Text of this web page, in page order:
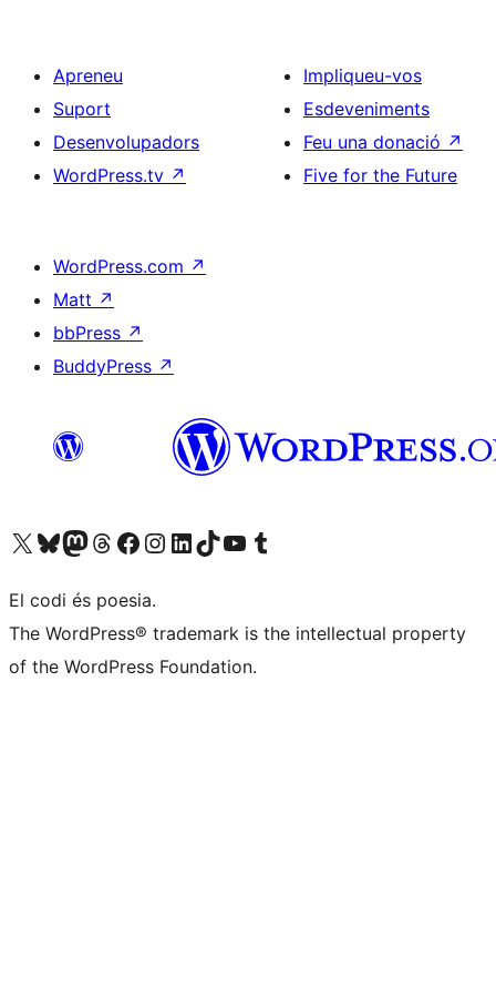
Apreneu
Suport
Desenvolupadors
WordPress.tv ↗
Impliqueu-vos
Esdeveniments
Feu una donació ↗
Five for the Future
WordPress.com ↗
Matt ↗
bbPress ↗
BuddyPress ↗
Visiteu el nostre compte X (abans Twitter)
Visiteu el nostre compte de Bluesky
Visiteu el nostre compte al Mastodon
Visiteu el nostre compte de Threads
Visiteu la nostra pàgina al Facebook
Visiteu el nostre compte d'Instagram
Visiteu el nostre compte de LinkedIn
Visiteu el nostre compte de TikTok
Visiteu el nostre canal al YouTube
Visiteu el nostre compte de Tumblr
El codi és poesia.
The WordPress® trademark is the intellectual property
of the WordPress Foundation.